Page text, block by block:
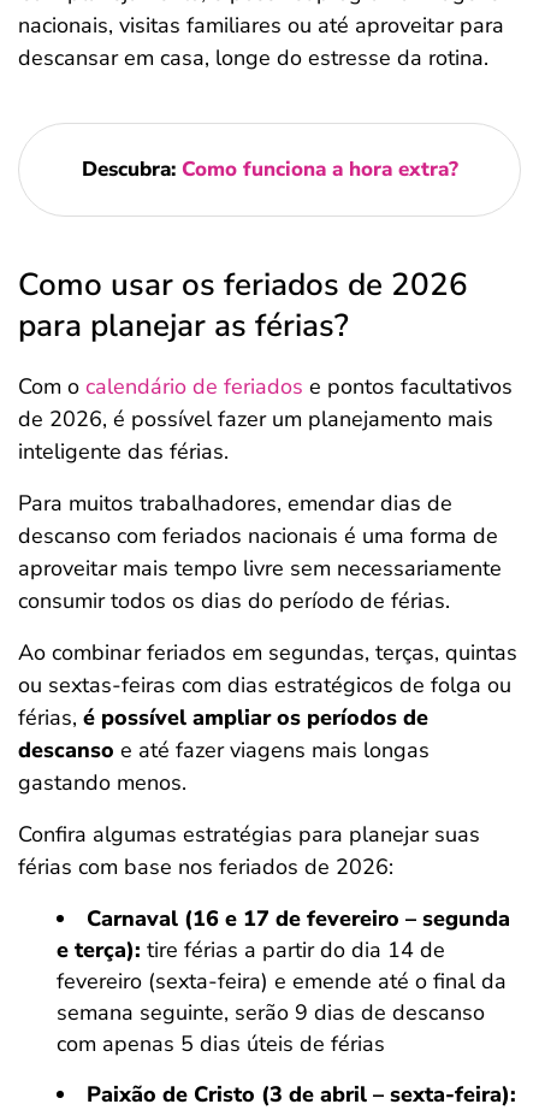
nacionais, visitas familiares ou até aproveitar para
descansar em casa, longe do estresse da rotina.
Descubra: Como funciona a hora extra?
Como usar os feriados de 2026
para planejar as férias?
Com o calendário de feriados e pontos facultativos
de 2026, é possível fazer um planejamento mais
inteligente das férias.
Para muitos trabalhadores, emendar dias de
descanso com feriados nacionais é uma forma de
aproveitar mais tempo livre sem necessariamente
consumir todos os dias do período de férias.
Ao combinar feriados em segundas, terças, quintas
ou sextas-feiras com dias estratégicos de folga ou
férias, é possível ampliar os períodos de
descanso e até fazer viagens mais longas
gastando menos.
Confira algumas estratégias para planejar suas
férias com base nos feriados de 2026:
Carnaval (16 e 17 de fevereiro – segunda
e terça): tire férias a partir do dia 14 de
fevereiro (sexta-feira) e emende até o final da
semana seguinte, serão 9 dias de descanso
com apenas 5 dias úteis de férias
Paixão de Cristo (3 de abril – sexta-feira):